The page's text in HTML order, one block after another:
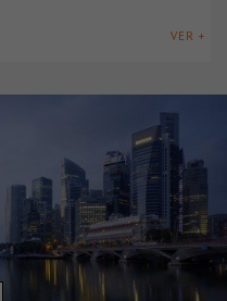
VER +